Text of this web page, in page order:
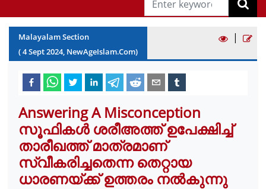
Malayalam Section
(4Sept2024, NewAgeIslam.Com)
|
Answering A Misconception
സൂഫികൾ ശരീഅത്ത് ഉപേക്ഷിച്ച്
താരീഖത്ത് മാത്രമാണ്
സ്വീകരിച്ചതെന്ന തെറ്റായ
ധാരണയ്ക്ക് ഉത്തരം നൽകുന്നു